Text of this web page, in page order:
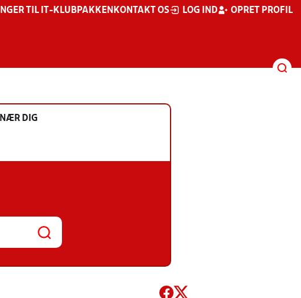
TIL IT-KLUBPAKKEN KONTAKT OS LOG IND OPRET PROFIL
DIG